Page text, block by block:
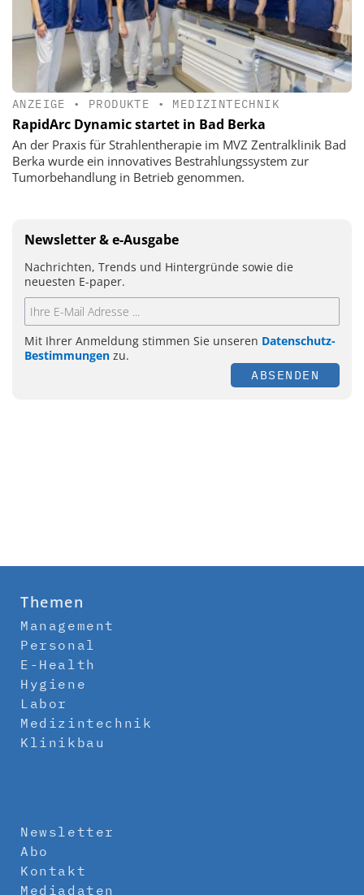
ANZEIGE • PRODUKTE • MEDIZINTECHNIK
RapidArc Dynamic startet in Bad Berka
An der Praxis für Strahlentherapie im MVZ Zentralklinik Bad
Berka wurde ein innovatives Bestrahlungssystem zur
Tumorbehandlung in Betrieb genommen.
Newsletter & e-Ausgabe
Nachrichten, Trends und Hintergründe sowie die
neuesten E-paper.
Mit Ihrer Anmeldung stimmen Sie unseren Datenschutz-
Bestimmungen zu.
ABSENDEN
Themen
Management
Personal
E-Health
Hygiene
Labor
Medizintechnik
Klinikbau
Newsletter
Abo
Kontakt
Mediadaten